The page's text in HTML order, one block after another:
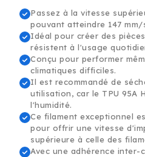
1.75mm,
1kg
1.75mm,
1kg
Passez à la vitesse
pouvant atteindre 147 mm/
Idéal pour créer des
résistent à l'usage
Conçu pour performer
climatiques difficiles.
Il est recommandé de
utilisation, car le TPU 95A
l'humidité.
Ce filament exceptionnel
pour offrir une vitesse
supérieure à celle des
Avec une adhérence inter-